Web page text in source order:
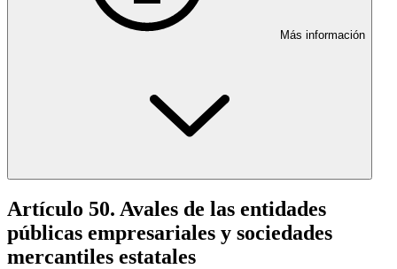
Más información
Artículo 50. Avales de las entidades
públicas empresariales y sociedades
mercantiles estatales